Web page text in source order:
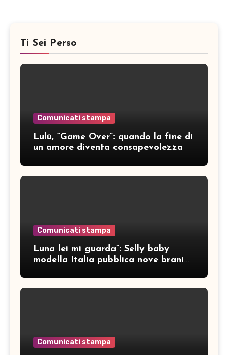
Ti Sei Perso
Comunicati stampa
Lulù, “Game Over”: quando la fine di
un amore diventa consapevolezza
Comunicati stampa
Luna lei mi guarda”: Selly baby
modella Italia pubblica nove brani
Comunicati stampa